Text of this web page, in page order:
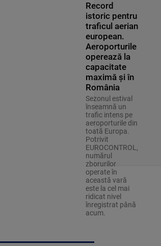
Record
istoric pentru
traficul aerian
european.
Aeroporturile
operează la
capacitate
maximă și în
România
Sezonul estival
înseamnă un
trafic intens pe
aeroporturile din
toată Europa.
Potrivit
EUROCONTROL,
numărul
zborurilor
operate în
această vară
este la cel mai
ridicat nivel
înregistrat până
acum.